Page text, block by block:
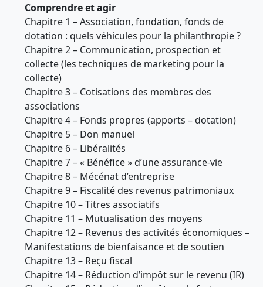
Comprendre et agir
Chapitre 1 – Association, fondation, fonds de
dotation : quels véhicules pour la philanthropie ?
Chapitre 2 – Communication, prospection et
collecte (les techniques de marketing pour la
collecte)
Chapitre 3 – Cotisations des membres des
associations
Chapitre 4 – Fonds propres (apports – dotation)
Chapitre 5 – Don manuel
Chapitre 6 – Libéralités
Chapitre 7 – « Bénéfice » d’une assurance-vie
Chapitre 8 – Mécénat d’entreprise
Chapitre 9 – Fiscalité des revenus patrimoniaux
Chapitre 10 – Titres associatifs
Chapitre 11 – Mutualisation des moyens
Chapitre 12 – Revenus des activités économiques –
Manifestations de bienfaisance et de soutien
Chapitre 13 – Reçu fiscal
Chapitre 14 – Réduction d’impôt sur le revenu (IR)